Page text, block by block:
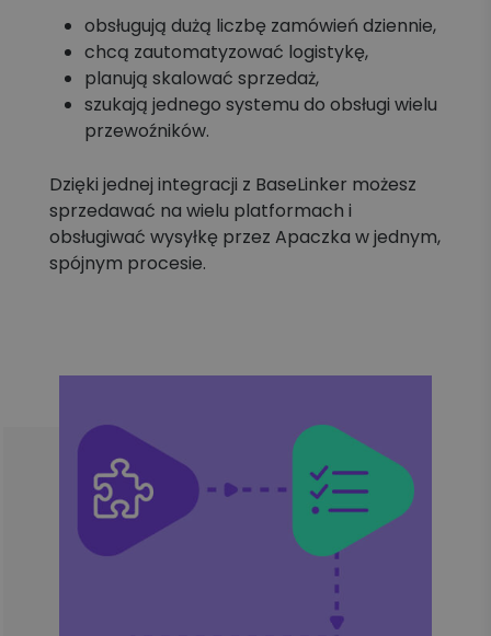
obsługują dużą liczbę zamówień dziennie,
chcą zautomatyzować logistykę,
planują skalować sprzedaż,
szukają jednego systemu do obsługi wielu
przewoźników.
Dzięki jednej integracji z BaseLinker możesz
sprzedawać na wielu platformach i
obsługiwać wysyłkę przez Apaczka w jednym,
spójnym procesie.